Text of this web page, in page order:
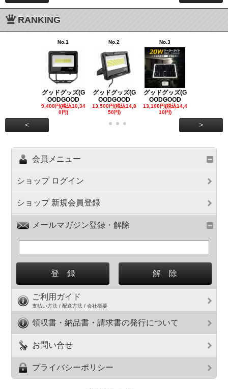
RANKING
No.1
グッドグッズ(G
OODGOOD
9,400円(税込10,34
0円)
No.2
グッドグッズ(G
OODGOOD
13,500円(税込14,8
50円)
No.3
グッドグッズ(G
OODGOOD
13,100円(税込14,4
10円)
< >
会員メニュー
ショップ ログイン
ショップ 新規会員登録
メールマガジン登録・解除
ご利用ガイド
支払い方法 / 配送方法 / 会社概要
領収書・納品書・請求書の発行について
お問い合せ
プライバシーポリシー